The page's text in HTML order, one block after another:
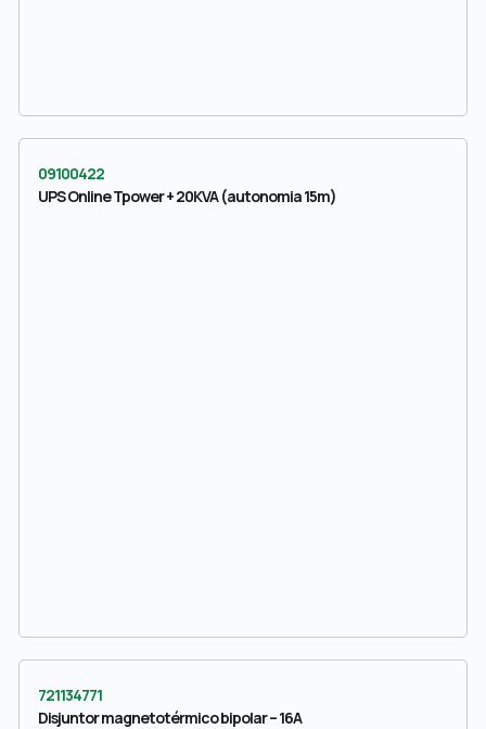
09100422
UPS Online Tpower + 20KVA (autonomia 15m)
721134771
Disjuntor magnetotérmico bipolar – 16A